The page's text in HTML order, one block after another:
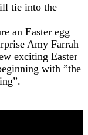
tie into the
an Easter egg
Amy Farrah
exciting Easter
with ”the
–